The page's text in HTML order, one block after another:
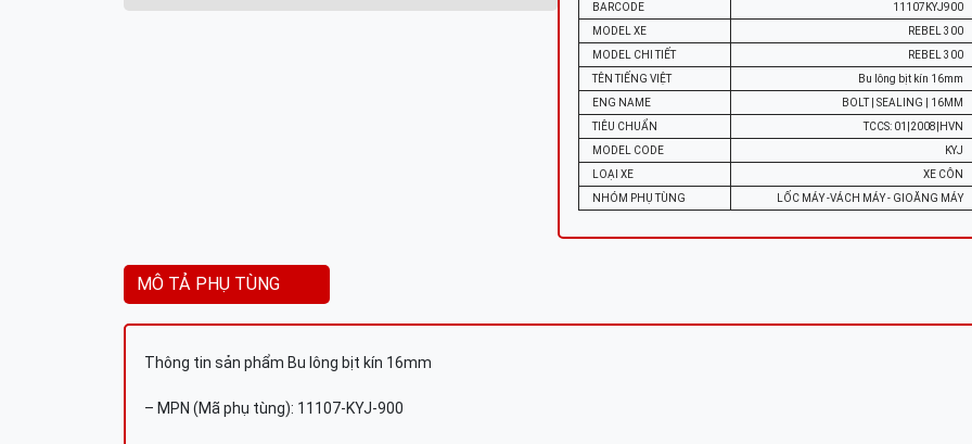
BARCODE
11107KYJ900
MODEL XE
REBEL 300
MODEL CHI TIẾT
REBEL 300
TÊN TIẾNG VIỆT
Bu lông bịt kín 16mm
ENG NAME
BOLT | SEALING | 16MM
TIÊU CHUẨN
TCCS: 01|2008|HVN
MODEL CODE
KYJ
LOẠI XE
XE CÔN
NHÓM PHỤ TÙNG
LỐC MÁY -VÁCH MÁY - GIOĂNG MÁY
MÔ TẢ PHỤ TÙNG
Thông tin sản phẩm Bu lông bịt kín 16mm
– MPN (Mã phụ tùng): 11107-KYJ-900